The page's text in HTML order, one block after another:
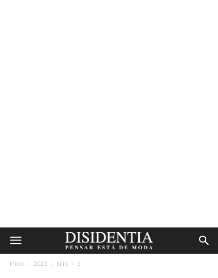
Inicio 2023 julio 5